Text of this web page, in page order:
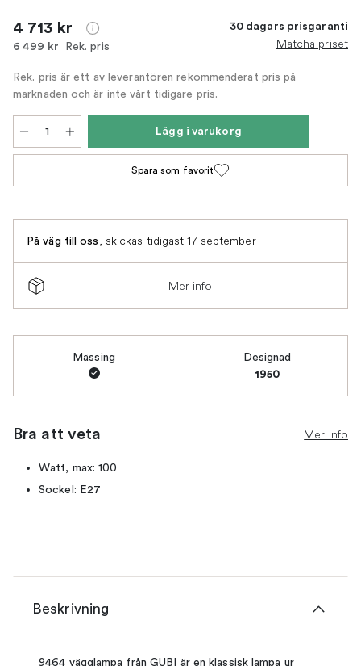
4 713 kr
6 499 kr Rek. pris
30 dagars prisgaranti
Matcha priset
Rek. pris är ett av leverantören rekommenderat pris på
marknaden och är inte vårt tidigare pris.
Lägg i varukorg
Spara som favorit
På väg till oss , skickas tidigast 17 september
Mer info
Mässing Designad
1950
Bra att veta Mer info
Watt, max: 100
Sockel: E27
Beskrivning
9464 vägglampa från GUBI är en klassisk lampa ur